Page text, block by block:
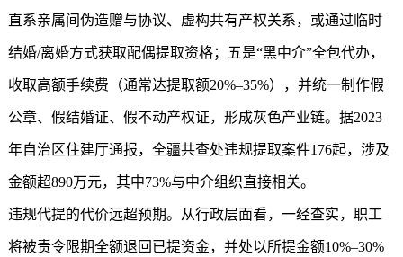
直系亲属间伪造赠与协议、虚构共有产权关系，或通过临时
结婚/离婚方式获取配偶提取资格；五是“黑中介”全包代办，
收取高额手续费（通常达提取额20%–35%），并统一制作假
公章、假结婚证、假不动产权证，形成灰色产业链。据2023
年自治区住建厅通报，全疆共查处违规提取案件176起，涉及
金额超890万元，其中73%与中介组织直接相关。
违规代提的代价远超预期。从行政层面看，一经查实，职工
将被责令限期全额退回已提资金，并处以所提金额10%–30%